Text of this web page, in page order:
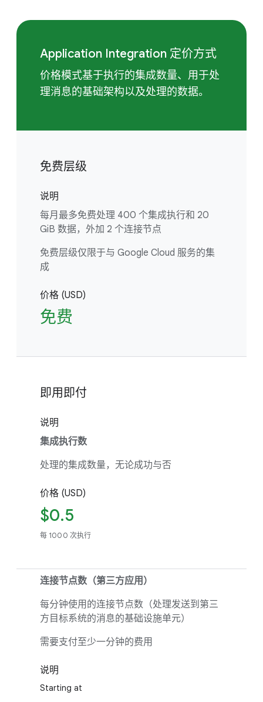
Application Integration 定价方式
价格模式基于执行的集成数量、用于处
理消息的基础架构以及处理的数据。
免费层级
说明
每月最多免费处理 400 个集成执行和 20
GiB 数据，外加 2 个连接节点
免费层级仅限于与 Google Cloud 服务的集
成
价格 (USD)
免费
即用即付
说明
集成执行数
处理的集成数量，无论成功与否
价格 (USD)
$0.5
每 1000 次执行
连接节点数（第三方应用）
每分钟使用的连接节点数（处理发送到第三
方目标系统的消息的基础设施单元）
需要支付至少一分钟的费用
说明
Starting at